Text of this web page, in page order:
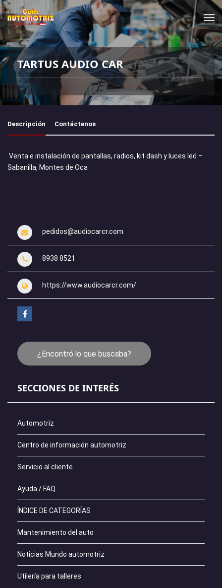
TARTUS AUDIO CAR
Descripción Contáctenos
Venta e instalación de pantallas, radios, kit dash y luces led –
Sabanilla, Montes de Oca
pedidos@audiocarcr.com
8938 8521
https://www.audiocarcr.com/
¿Encontró lo que buscaba?
SECCIONES DE INTERÉS
Automotriz
Centro de información automotriz
Servicio al cliente
Ayuda / FAQ
ÍNDICE DE CATEGORÍAS
Mantenimiento del auto
Noticias Mundo automotriz
Utilería para talleres